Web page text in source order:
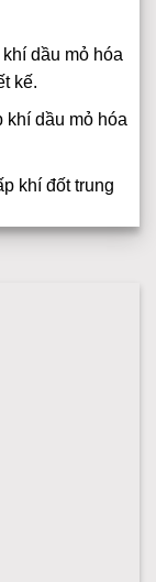
dầu mỏ hóa
kế.
khí dầu mỏ hóa
khí đốt trung